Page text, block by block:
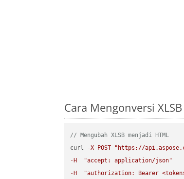
Cara Mengonversi
// Mengubah XLSB menjadi HTML
curl
-X POST
"https://
- H
"accept: application/json"
- H
"authorization: Bearer